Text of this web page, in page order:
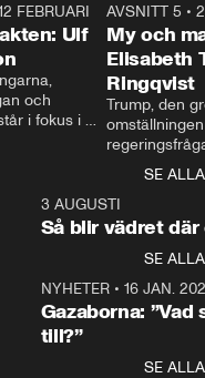
27:30
FEBRUARI
Ulf
och
i fokus i
Kristersson
AVSNITT 5 •
My och
Elisabeth
Ringqvist
Trump, den
centrum i
avsnittet av
Makten”. Se
Aftonbladets
Rohwedder
Thand Ring
SE ALLA
3 AUGUSTI
Så blir vädret där
SE ALLA
NYHETER• 16 JAN.
Gazaborna:
till?”
SE ALLA